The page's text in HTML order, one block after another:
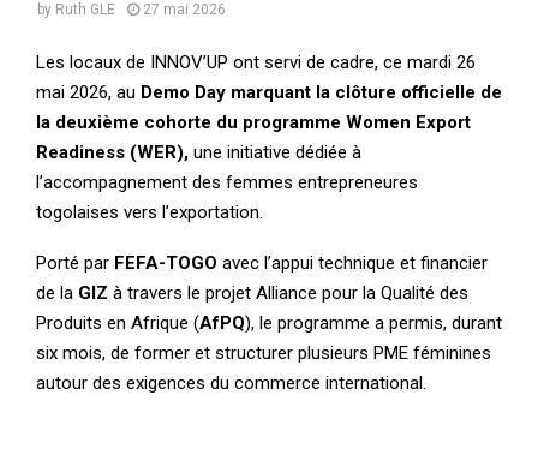
by Ruth GLE 27 mai 2026
Les locaux de INNOV’UP ont servi de cadre, ce mardi 26
mai 2026, au Demo Day marquant la clôture officielle de
la deuxième cohorte du programme Women Export
Readiness (WER), une initiative dédiée à
l’accompagnement des femmes entrepreneures
togolaises vers l’exportation.
Porté par FEFA-TOGO avec l’appui technique et financier
de la GIZ à travers le projet Alliance pour la Qualité des
Produits en Afrique (AfPQ), le programme a permis, durant
six mois, de former et structurer plusieurs PME féminines
autour des exigences du commerce international.